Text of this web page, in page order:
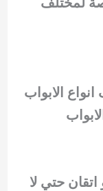
الابواب
حتي لا